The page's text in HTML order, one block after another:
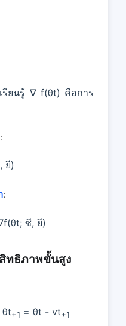
รียนรู้ ∇ f(θt) คือการ
:
ยี)
:
ซี, ยี)
ทธิภาพขั้นสูง
+1 = θt - vt+1